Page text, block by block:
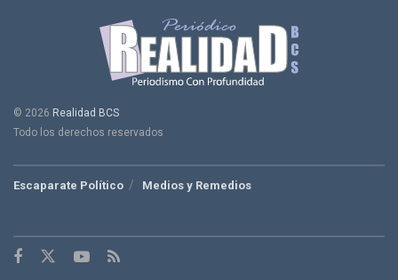
© 2026 Realidad BCS
Todo los derechos reservados
Escaparate Político Medios y Remedios